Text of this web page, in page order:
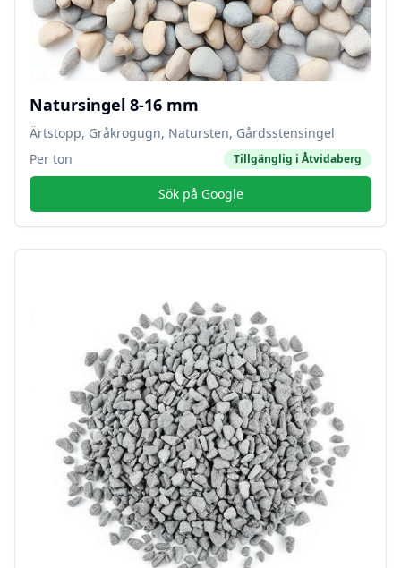
Natursingel 8-16 mm
Ärtstopp, Gråkrogugn, Natursten, Gårdsstensingel
Per ton
Tillgänglig i Åtvidaberg
Sök på Google